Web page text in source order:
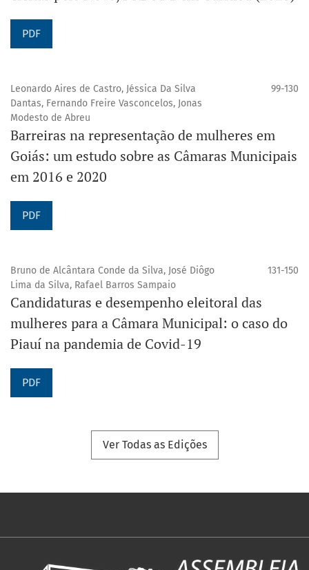
PDF
Leonardo Aires de Castro, Jéssica Da Silva
Dantas, Fernando Freire Vasconcelos, Jonas
Modesto de Abreu
99-130
Barreiras na representação de mulheres em
Goiás: um estudo sobre as Câmaras Municipais
em 2016 e 2020
PDF
Bruno de Alcântara Conde da Silva, José Diôgo
Lima da Silva, Rafael Barros Sampaio
131-150
Candidaturas e desempenho eleitoral das
mulheres para a Câmara Municipal: o caso do
Piauí na pandemia de Covid-19
PDF
Ver Todas as Edições